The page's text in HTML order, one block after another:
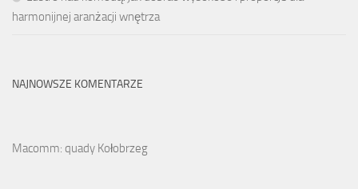
harmonijnej aranżacji wnętrza
NAJNOWSZE KOMENTARZE
Macomm: quady Kołobrzeg